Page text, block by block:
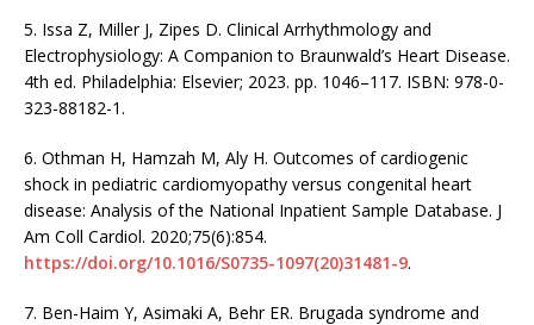
5. Issa Z, Miller J, Zipes D. Clinical Arrhythmology and
Electrophysiology: A Companion to Braunwald’s Heart Disease.
4th ed. Philadelphia: Elsevier; 2023. pp. 1046–117. ISBN: 978-0-
323-88182-1.
6. Othman H, Hamzah M, Aly H. Outcomes of cardiogenic
shock in pediatric cardiomyopathy versus congenital heart
disease: Analysis of the National Inpatient Sample Database. J
Am Coll Cardiol. 2020;75(6):854.
https://doi.org/10.1016/S0735-1097(20)31481-9.
7. Ben-Haim Y, Asimaki A, Behr ER. Brugada syndrome and